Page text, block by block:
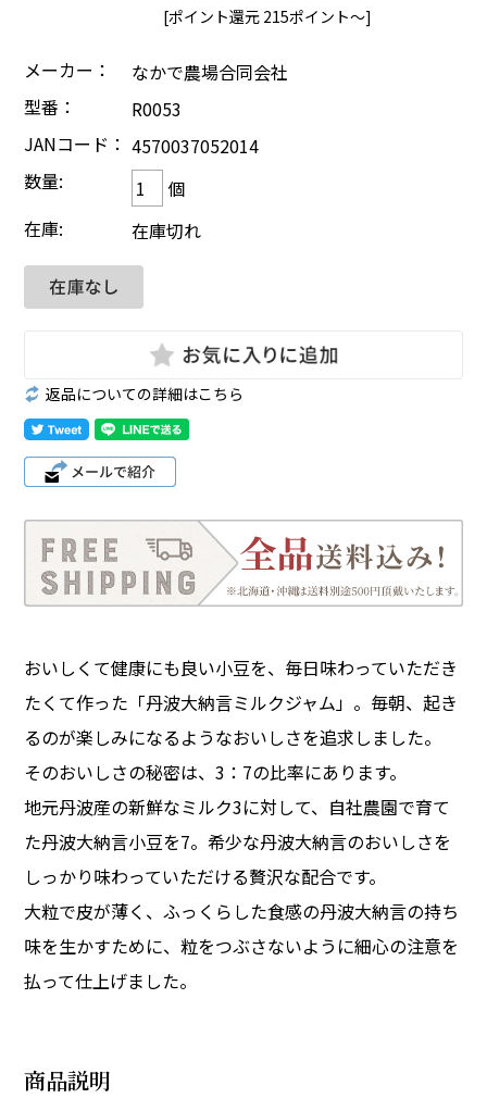
[ポイント還元 215ポイント～]
メーカー：
なかで農場合同会社
型番：
R0053
JANコード： 4570037052014
数量:
個
在庫:
在庫切れ
返品についての詳細はこちら
おいしくて健康にも良い小豆を、毎日味わっていただき
たくて作った「丹波大納言ミルクジャム」。毎朝、起き
るのが楽しみになるようなおいしさを追求しました。
そのおいしさの秘密は、3：7の比率にあります。
地元丹波産の新鮮なミルク3に対して、自社農園で育て
た丹波大納言小豆を7。希少な丹波大納言のおいしさを
しっかり味わっていただける贅沢な配合です。
大粒で皮が薄く、ふっくらした食感の丹波大納言の持ち
味を生かすために、粒をつぶさないように細心の注意を
払って仕上げました。
商品説明